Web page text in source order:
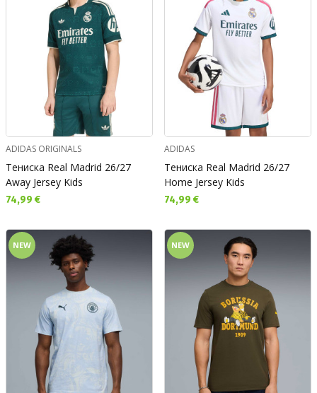
ADIDAS ORIGINALS
Тениска Real Madrid 26/27
Away Jersey Kids
Текуща цена:
74,99 €
ADIDAS
Тениска Real Madrid 26/27
Home Jersey Kids
Текуща цена:
74,99 €
NEW NEW